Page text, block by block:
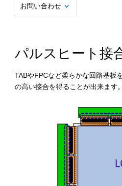
お問い合わせ
パルスヒート接
TABやFPCなど柔らかな回路基板
の高い接合を得ることが出来ます。